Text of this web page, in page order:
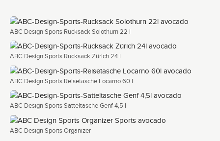
ABC Design Sports Rucksack Solothurn 22 l
ABC Design Sports Rucksack Zürich 24 l
ABC Design Sports Reisetasche Locarno 60 l
ABC Design Sports Satteltasche Genf 4,5 l
ABC Design Sports Organizer